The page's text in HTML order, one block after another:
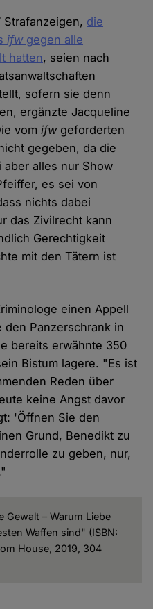
Strafanzeigen, die
ifwgegen alle
hatten, seien nach
sofern sie denn
ergänzte Jacqueline
vomifwgeforderten
gegeben, da die
aber alles nur Show
es sei von
nichts dabei
das Zivilrecht kann
Gerechtigkeit
mit den Tätern ist
einen Appell
den Panzerschrank in
bereits erwähnte 350
Bistum lagere. "Es ist
Reden über
keine Angst davor
'Öffnen Sie den
Grund, Benedikt zu
zu geben, nur,
Gewalt – Warum Liebe
Waffen sind" (ISBN:
House, 2019, 304